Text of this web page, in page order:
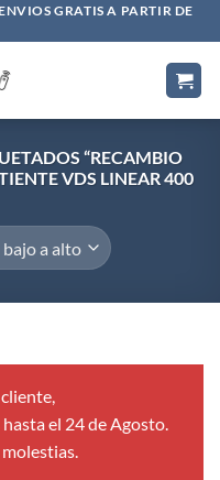
GRATIS A PARTIR DE
“RECAMBIO
VDS LINEAR 400
el 24 de Agosto.